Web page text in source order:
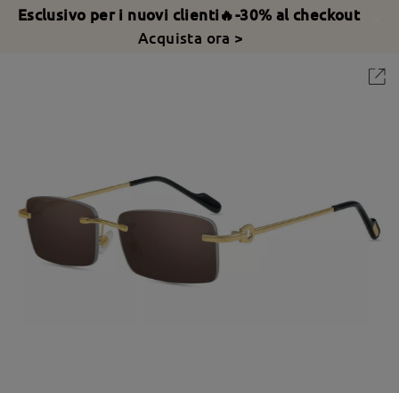
Esclusivo per i nuovi clienti🔥-30% al checkout
Acquista ora >